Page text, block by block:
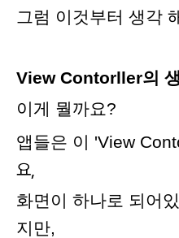
그럼 이것부터 생각
View Contorller의
이게 뭘까요?
앱들은 이 'View
요,
화면 이 하나로 되어
지만,